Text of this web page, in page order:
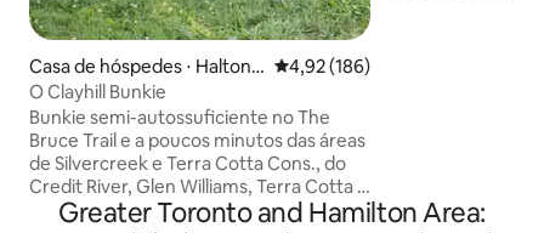
Casa de hóspedes ⋅ Halton
Hills
4,92 de uma avaliação média de
4,92 (186)
O Clayhill Bunkie
Bunkie semi-autossuficiente no The
Bruce Trail e a poucos minutos das áreas
de Silvercreek e Terra Cotta Cons., do
Credit River, Glen Williams, Terra Cotta e
Georgetown. Passe o dia fazendo
desfrute de lojas
Greater Toronto and Hamilton Area: